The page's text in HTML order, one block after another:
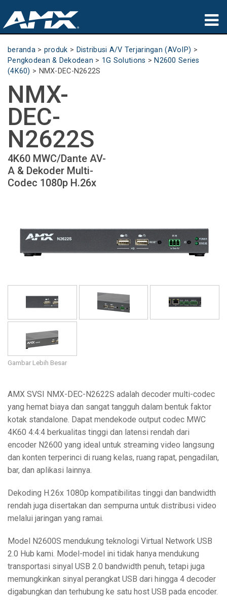
produk
Aplikasi
Partners
tempat membeli
pelatihan
dukungan
Tentang
Bahasa/Wilayah
beranda > produk > Distribusi A/V Terjaringan (AVoIP) >
Pengkodean & Dekodean > 1G Solutions > N2600 Series
(4K60) > NMX-DEC-N2622S
NMX-
DEC-
N2622S
4K60 MWC/Dante AV-
A & Dekoder Multi-
Codec 1080p H.26x
Gambar Lebih Besar
AMX SVSI NMX-DEC-N2622S adalah decoder multi-codec
yang hemat biaya dan sangat tangguh dalam bentuk faktor
kotak standalone. Dapat mendekode output codec MWC
4K60 4:4:4 berkualitas tinggi dan latensi rendah dari
encoder N2600 yang ideal untuk streaming video langsung
dan konten terperinci di ruang kelas, ruang rapat, pengadilan,
bar, dan aplikasi lainnya.
Dekoding H.26x 1080p kompatibilitas tinggi dan bandwidth
rendah juga disertakan dan sempurna untuk distribusi video
melalui jaringan yang ramai.
Model N2600S mendukung teknologi Virtual Network USB
2.0 Hub kami. Model-model ini tidak hanya mendukung
transportasi sinyal USB 2.0 bandwidth penuh, tetapi juga
memungkinkan sinyal perangkat USB dari hingga 4 decoder
digabungkan dan terhubung ke satu host USB pada encoder.